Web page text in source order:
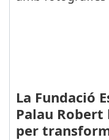
La Fundació
Palau Robert
per